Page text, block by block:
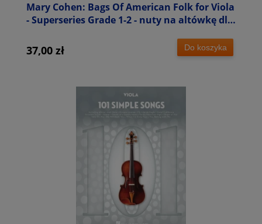
Mary Cohen: Bags Of American Folk for Viola
- Superseries Grade 1-2 - nuty na altówkę dla
37,00 zł Do koszyka